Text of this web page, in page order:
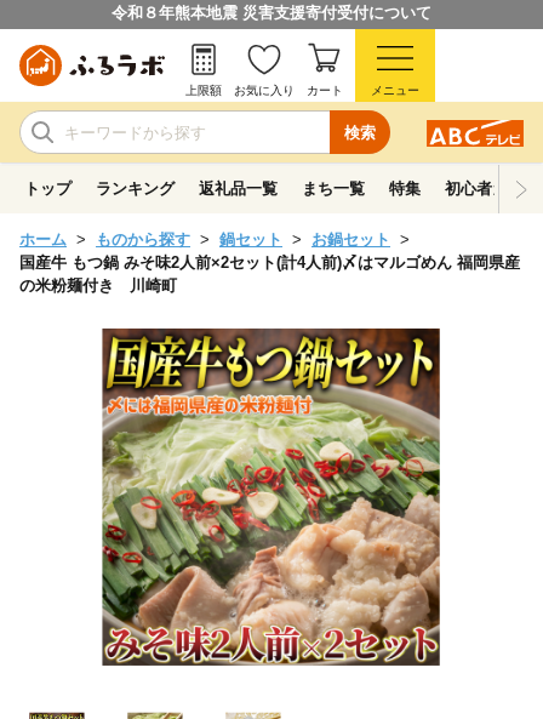
令和８年熊本地震 災害支援寄付受付について
検索
上限額 お気に入り カート メニュー
トップ ランキング 返礼品一覧 まち一覧 特集 初心者ガイド
ホーム ものから探す 鍋セット
お鍋セット
国産牛 もつ鍋 みそ味2人前×2セット(計4人前)〆はマルゴめん 福岡県産
の米粉麺付き 川崎町